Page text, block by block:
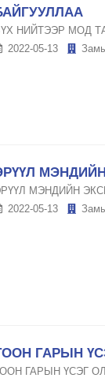
НИЙТЭЭР МОД
2022-05-13
МЭНДИЙН
2022-05-13
ГАРЫН
ГАРЫН ҮСЭГ